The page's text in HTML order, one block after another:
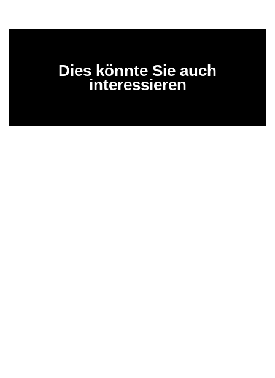
Dies könnte Sie auch
interessieren